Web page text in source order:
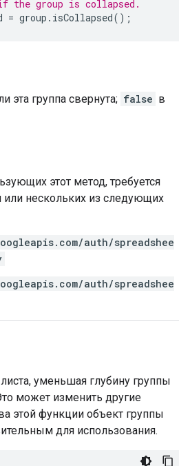
the group is collapsed.
= group . isCollapsed();
эта группа свернута; false в
этот метод, требуется
или нескольких из следующих
auth/spreadshee
auth/spreadshee
листа, уменьшая глубину группы
может изменить другие
этой функции объект группы
для использования.